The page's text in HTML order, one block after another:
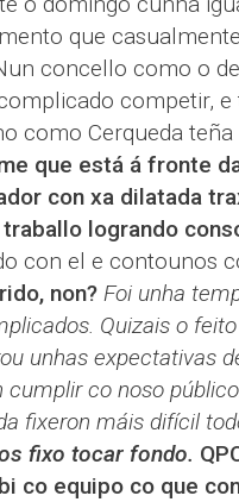
que
concello como o
competir,
como Cerqueda
que está á fronte
con xa dilatada
logrando
con el e contounos
non? Foi unha
Quizais o
unhas expectativas
cumplir co noso
fixeron máis difícil
fixo tocar fondo.
co equipo co que